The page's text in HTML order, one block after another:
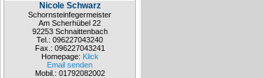
Nicole Schwarz
Schornsteinfegermeister
Am Scherhübel 22
92253 Schnaittenbach
Tel.: 096227043240
Fax.: 096227043241
Homepage: Klick
Email senden
Mobil.: 01792082002